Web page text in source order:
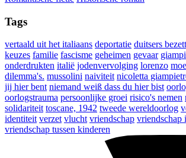
Tags
vertaald uit het italiaans deportatie duitsers
keuzes familie fascisme geheimen gevaar
onderdrukten italië jodenvervolging lorenzo
dilemma's. mussolini naiviteit nicoletta
jij hier bent niemand weiß dass du hier bist
oorlogstrauma persoonlijke groei risico's nemen
solidariteit toscane, 1942 tweede wereldoorlog
identiteit verzet vlucht vriendschap vriendschap
vriendschap tussen kinderen